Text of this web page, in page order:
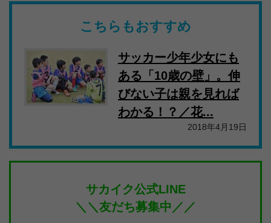
こちらもおすすめ
サッカー少年少女にも
ある「10歳の壁」。伸
びない子は親を見れば
わかる！？／花...
2018年4月19日
サカイク公式LINE
＼＼友だち募集中／／